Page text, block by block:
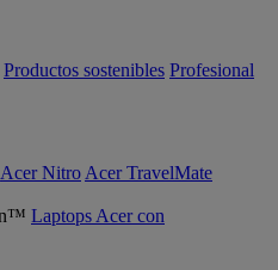
Productos sostenibles Profesional
Acer Nitro Acer TravelMate
Laptops Acer con